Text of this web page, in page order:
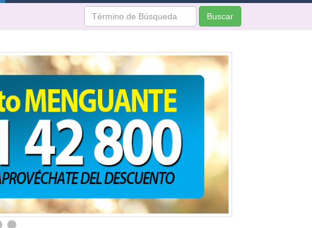
Buscar
❯